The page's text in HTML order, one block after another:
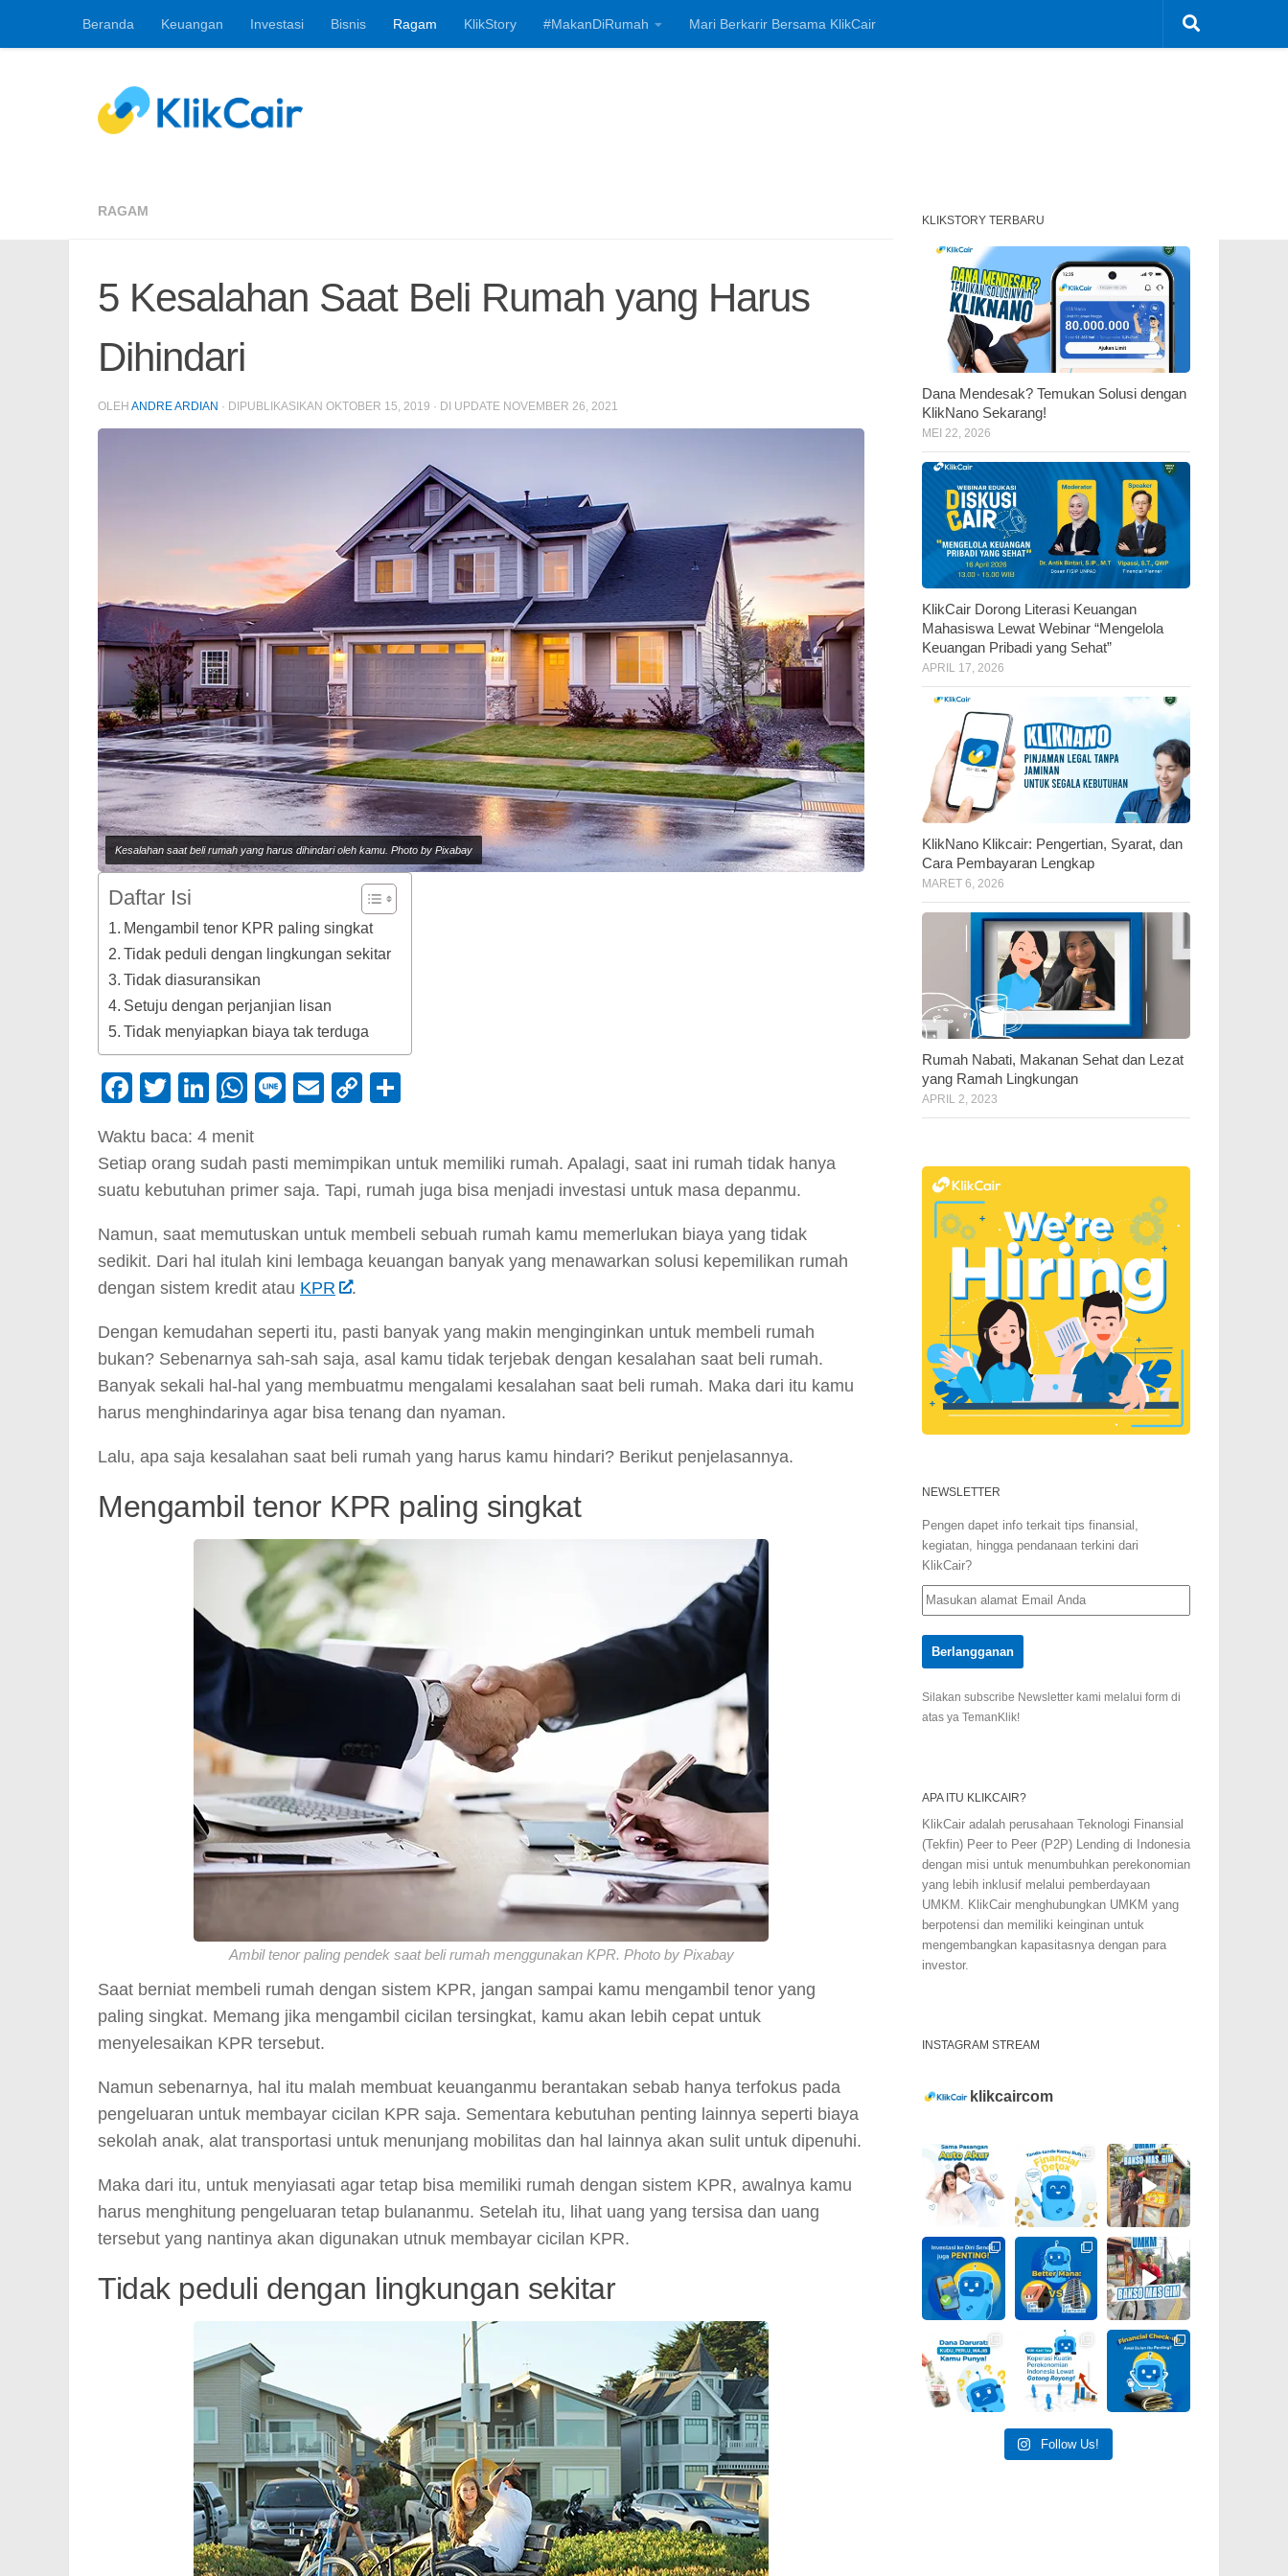
Skip to content
Beranda Keuangan Investasi Bisnis Ragam KlikStory #MakanDiRumah Mari Berkarir Bersama KlikCair
RAGAM
5 Kesalahan Saat Beli Rumah yang Harus
Dihindari
OLEH ANDRE ARDIAN · DIPUBLIKASIKAN OKTOBER 15, 2019 · DI UPDATE NOVEMBER 26, 2021
Kesalahan saat beli rumah yang harus dihindari oleh kamu. Photo by Pixabay
Daftar Isi
Mengambil tenor KPR paling singkat
Tidak peduli dengan lingkungan sekitar
Tidak diasuransikan
Setuju dengan perjanjian lisan
Tidak menyiapkan biaya tak terduga
Facebook
Twitter
LinkedIn
WhatsApp
LineEmail
Copy
Waktu baca: 4 menit
Setiap orang sudah pasti memimpikan untuk memiliki rumah. Apalagi, saat ini rumah tidak hanya
suatu kebutuhan primer saja. Tapi, rumah juga bisa menjadi investasi untuk masa depanmu.
Namun, saat memutuskan untuk membeli sebuah rumah kamu memerlukan biaya yang tidak
sedikit. Dari hal itulah kini lembaga keuangan banyak yang menawarkan solusi kepemilikan rumah
dengan sistem kredit atau KPR .
Dengan kemudahan seperti itu, pasti banyak yang makin menginginkan untuk membeli rumah
bukan? Sebenarnya sah-sah saja, asal kamu tidak terjebak dengan kesalahan saat beli rumah.
Banyak sekali hal-hal yang membuatmu mengalami kesalahan saat beli rumah. Maka dari itu kamu
harus menghindarinya agar bisa tenang dan nyaman.
Lalu, apa saja kesalahan saat beli rumah yang harus kamu hindari? Berikut penjelasannya.
Mengambil tenor KPR paling singkat
Ambil tenor paling pendek saat beli rumah menggunakan KPR. Photo by Pixabay
Saat berniat membeli rumah dengan sistem KPR, jangan sampai kamu mengambil tenor yang
paling singkat. Memang jika mengambil cicilan tersingkat, kamu akan lebih cepat untuk
menyelesaikan KPR tersebut.
Namun sebenarnya, hal itu malah membuat keuanganmu berantakan sebab hanya terfokus pada
pengeluaran untuk membayar cicilan KPR saja. Sementara kebutuhan penting lainnya seperti biaya
sekolah anak, alat transportasi untuk menunjang mobilitas dan hal lainnya akan sulit untuk dipenuhi.
Maka dari itu, untuk menyiasati agar tetap bisa memiliki rumah dengan sistem KPR, awalnya kamu
harus menghitung pengeluaran tetap bulananmu. Setelah itu, lihat uang yang tersisa dan uang
tersebut yang nantinya akan digunakan utnuk membayar cicilan KPR.
Tidak peduli dengan lingkungan sekitar
KLIKSTORY TERBARU
Dana Mendesak? Temukan Solusi dengan
KlikNano Sekarang!
MEI 22, 2026
KlikCair Dorong Literasi Keuangan
Mahasiswa Lewat Webinar “Mengelola
Keuangan Pribadi yang Sehat”
APRIL 17, 2026
KlikNano Klikcair: Pengertian, Syarat, dan
Cara Pembayaran Lengkap
MARET 6, 2026
Rumah Nabati, Makanan Sehat dan Lezat
yang Ramah Lingkungan
APRIL 2, 2023
NEWSLETTER
Pengen dapet info terkait tips finansial,
kegiatan, hingga pendanaan terkini dari
KlikCair?
Silakan subscribe Newsletter kami melalui form di
atas ya TemanKlik!
APA ITU KLIKCAIR?
KlikCair adalah perusahaan Teknologi Finansial
(Tekfin) Peer to Peer (P2P) Lending di Indonesia
dengan misi untuk menumbuhkan perekonomian
yang lebih inklusif melalui pemberdayaan
UMKM. KlikCair menghubungkan UMKM yang
berpotensi dan memiliki keinginan untuk
mengembangkan kapasitasnya dengan para
investor.
INSTAGRAM STREAM
klikcaircom
Follow Us!